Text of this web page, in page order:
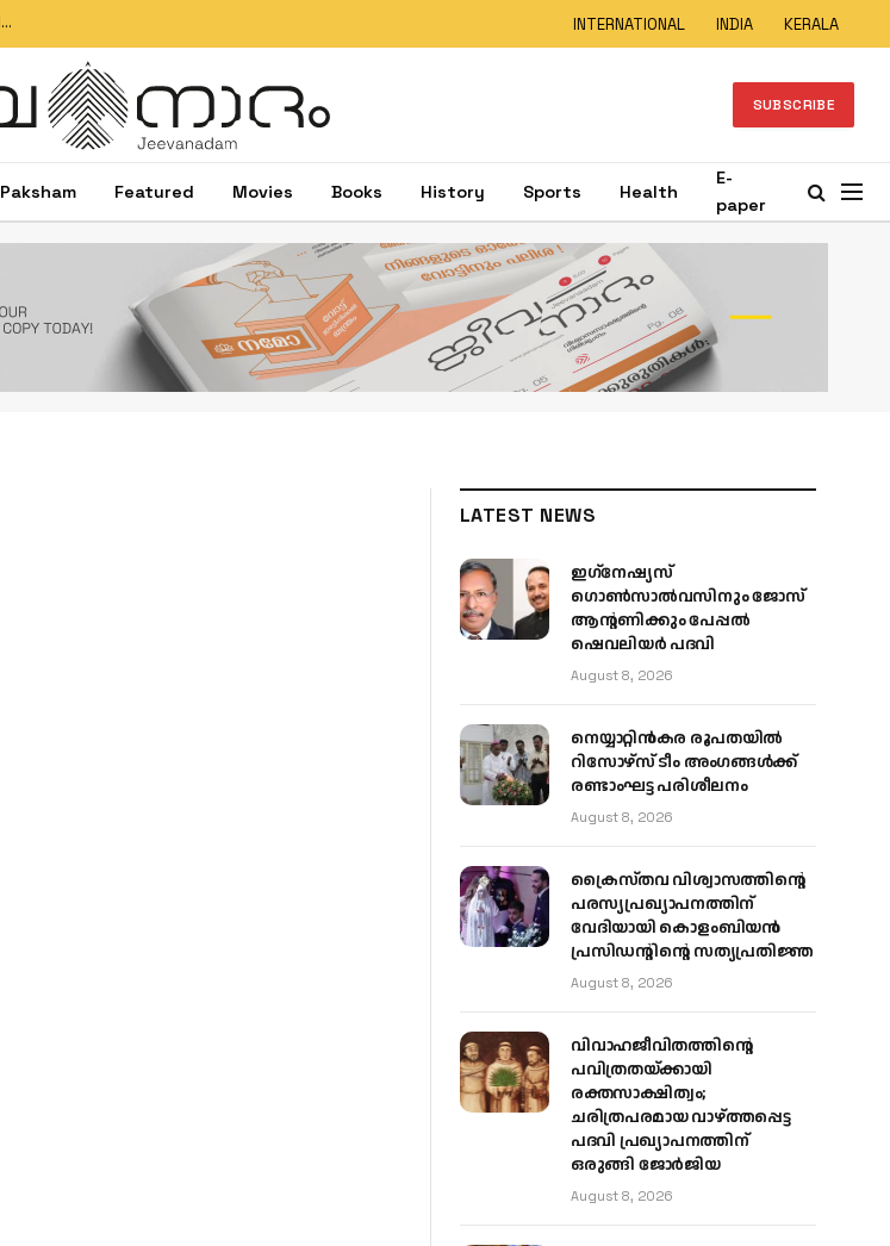
ഇഗ്‌നേഷ്യസ് ഗൊൺസാൽവസിനും ജോസ് ആന്റണിക്കും പേപ്പൽ ഷെവലിയർ പദവി INTERNATIONAL INDIA KERALA
SUBSCRIBE
Paksham Featured Movies Books History Sports Health
E-
paper
LATEST NEWS
ഇഗ്‌നേഷ്യസ്
ഗൊൺസാൽവസിനും ജോസ്
ആന്റണിക്കും പേപ്പൽ
ഷെവലിയർ പദവി
August 8, 2026
നെയ്യാറ്റിൻകര രൂപതയിൽ
റിസോഴ്സ് ടീം അംഗങ്ങൾക്ക്
രണ്ടാംഘട്ട പരിശീലനം
August 8, 2026
ക്രൈസ്തവ വിശ്വാസത്തിന്റെ
പരസ്യപ്രഖ്യാപനത്തിന്
വേദിയായി കൊളംബിയൻ
പ്രസിഡന്റിന്റെ സത്യപ്രതിജ്ഞ
August 8, 2026
വിവാഹജീവിതത്തിന്റെ
പവിത്രതയ്ക്കായി
രക്തസാക്ഷിത്വം;
ചരിത്രപരമായ വാഴ്ത്തപ്പെട്ട
പദവി പ്രഖ്യാപനത്തിന്
ഒരുങ്ങി ജോര്‍ജിയ
August 8, 2026